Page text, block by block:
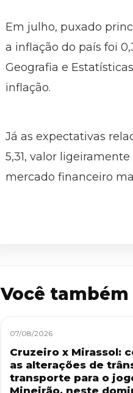
Em julho, puxado
a inflação do país foi
Geografia e
inflação.
Já as expectativas
5,31, valor
mercado financeiro
Você
07/08/2026
Cruzeiro x Mirassol:
as alterações de
transporte para o